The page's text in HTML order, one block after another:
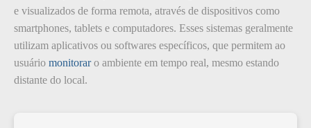
e visualizados de forma remota, através de dispositivos como
smartphones, tablets e computadores. Esses sistemas geralmente
utilizam aplicativos ou softwares específicos, que permitem ao
usuário monitoraro ambiente em tempo real, mesmo estando
distante do local.